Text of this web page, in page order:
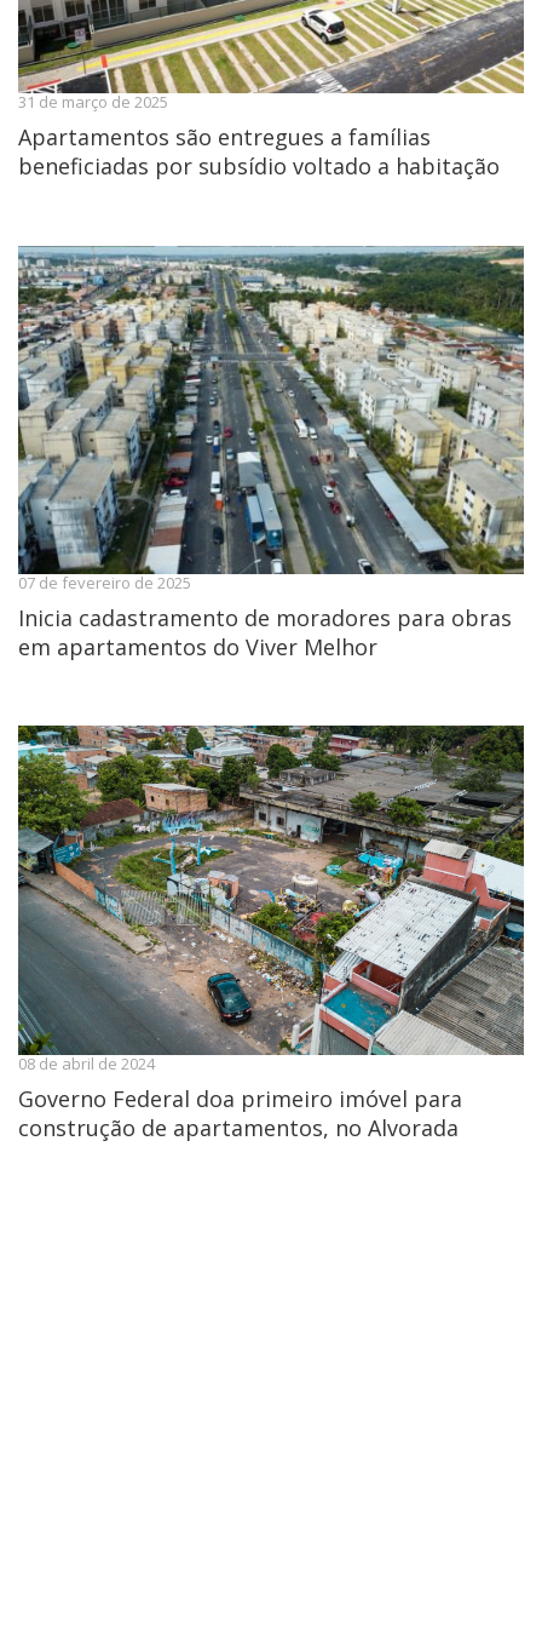
31 de março de 2025
Apartamentos são entregues a famílias
beneficiadas por subsídio voltado a habitação
07 de fevereiro de 2025
Inicia cadastramento de moradores para obras
em apartamentos do Viver Melhor
08 de abril de 2024
Governo Federal doa primeiro imóvel para
construção de apartamentos, no Alvorada